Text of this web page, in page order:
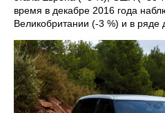
время в декабре 2016 года
Великобритании (-3 %) и в ряде